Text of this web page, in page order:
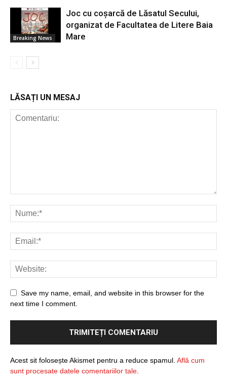
Breaking News
Joc cu coșarcă de Lăsatul Secului,
organizat de Facultatea de Litere Baia
Mare
LĂSAȚI UN MESAJ
Save my name, email, and website in this browser for the
next time I comment.
Acest sit folosește Akismet pentru a reduce spamul. Află cum
sunt procesate datele comentariilor tale